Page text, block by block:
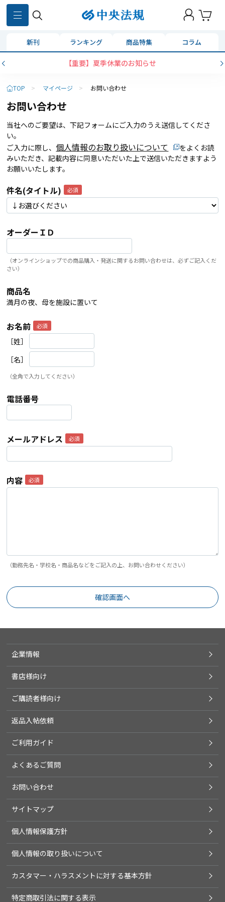
新刊 ランキング 商品特集 コラム
【重要】夏季休業のお知らせ
TOP > マイページ > お問い合わせ
お問い合わせ
当社へのご要望は、下記フォームにご入力のうえ送信してくださ
い。
ご入力に際し、 個人情報のお取り扱いについて
をよくお読
みいただき、記載内容に同意いただいた上で送信いただきますよう
お願いいたします。
件名(タイトル)
オーダーＩＤ
（オンラインショップでの商品購入・発送に関するお問い合わせは、必ずご記入くだ
さい）
商品名
満月の夜、母を施設に置いて
お名前
［姓］
［名］
（全角で入力してください）
電話番号
メールアドレス
内容
（勤務先名・学校名・商品名などをご記入の上、お問い合わせください）
企業情報
書店様向け
ご購読者様向け
返品入帖依頼
ご利用ガイド
よくあるご質問
お問い合わせ
サイトマップ
個人情報保護方針
個人情報の取り扱いについて
カスタマー・ハラスメントに対する基本方針
特定商取引法に関する表示